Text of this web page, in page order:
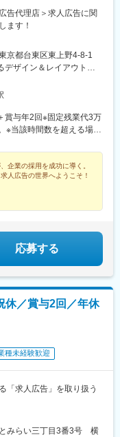
告代理店＞求人広告に関
ます！
京都台東区東上野4-8-1
ザイン＆レイアウトの
デザインで統一され、開放
できるオンラインブース
より徒歩2分■東京メトロ
り徒歩3分
賞与年2回※固定残業代3万
当該時間数を超える場合
企業の採用を成功に導く。
人広告の世界へようこそ！
応募する
休／賞与2回／年休
種未経験歓迎
「求人広告」を取り扱う
みらい三丁目3番3号 横